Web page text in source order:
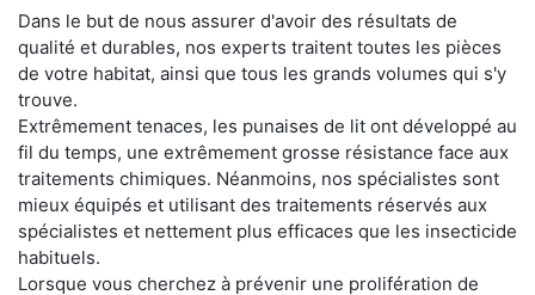
Dans le but de nous assurer d'avoir des résultats de
qualité et durables, nos experts traitent toutes les pièces
de votre habitat, ainsi que tous les grands volumes qui s'y
trouve.
Extrêmement tenaces, les punaises de lit ont développé au
fil du temps, une extrêmement grosse résistance face aux
traitements chimiques. Néanmoins, nos spécialistes sont
mieux équipés et utilisant des traitements réservés aux
spécialistes et nettement plus efficaces que les insecticide
habituels.
Lorsque vous cherchez à prévenir une prolifération de